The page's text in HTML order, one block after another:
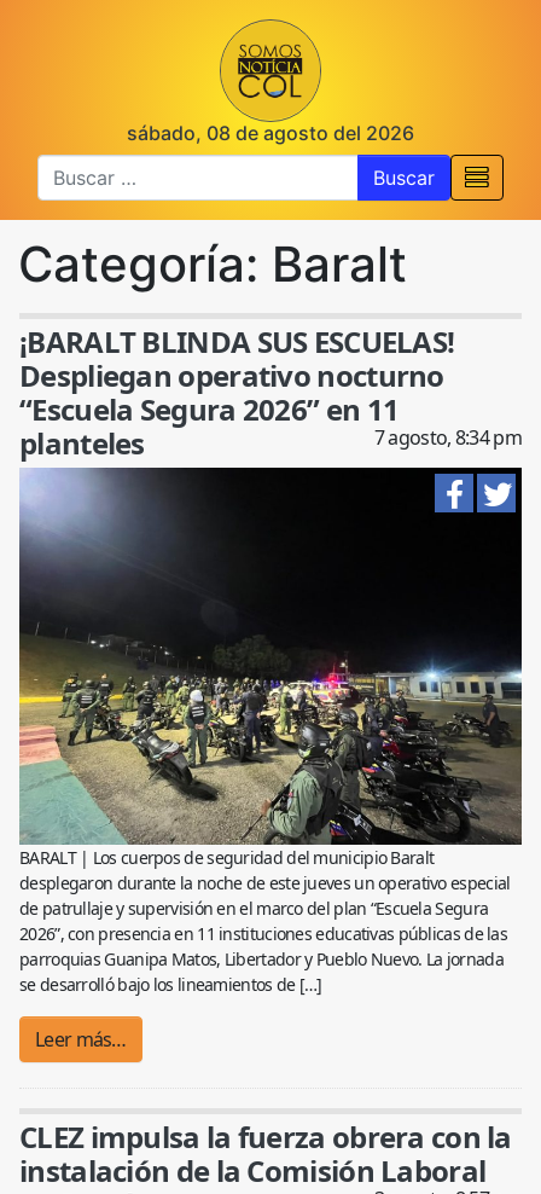
sábado, 08 de agosto del 2026
Buscar
Categoría: Baralt
¡BARALT BLINDA SUS ESCUELAS!
Despliegan operativo nocturno
“Escuela Segura 2026” en 11
planteles
7 agosto, 8:34 pm
BARALT | Los cuerpos de seguridad del municipio Baralt
desplegaron durante la noche de este jueves un operativo especial
de patrullaje y supervisión en el marco del plan “Escuela Segura
2026”, con presencia en 11 instituciones educativas públicas de las
parroquias Guanipa Matos, Libertador y Pueblo Nuevo. La jornada
se desarrolló bajo los lineamientos de […]
Leer más…
CLEZ impulsa la fuerza obrera con la
instalación de la Comisión Laboral